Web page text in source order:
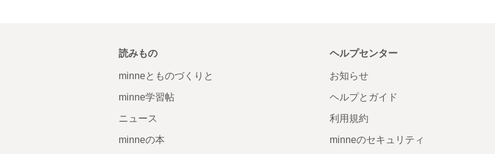
読みもの
minneとものづくりと
minne学習帖
ニュース
minneの本
ヘルプセンター
お知らせ
ヘルプとガイド
利用規約
minneのセキュリティ